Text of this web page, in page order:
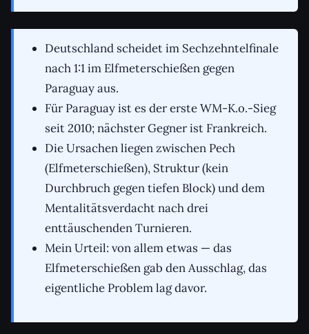
Deutschland scheidet im Sechzehntelfinale
nach 1:1 im Elfmeterschießen gegen
Paraguay aus.
Für Paraguay ist es der erste WM-K.o.-Sieg
seit 2010; nächster Gegner ist Frankreich.
Die Ursachen liegen zwischen Pech
(Elfmeterschießen), Struktur (kein
Durchbruch gegen tiefen Block) und dem
Mentalitätsverdacht nach drei
enttäuschenden Turnieren.
Mein Urteil: von allem etwas — das
Elfmeterschießen gab den Ausschlag, das
eigentliche Problem lag davor.